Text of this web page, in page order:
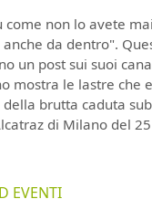
come non lo avete
anche da dentro".
un post sui suoi
mostra le lastre che
della brutta caduta
di Milano del
EVENTI